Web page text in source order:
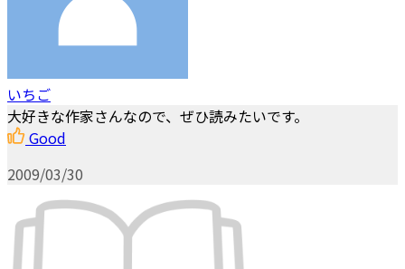
いちご
大好きな作家さんなので、ぜひ読みたいです。
Good
2009/03/30